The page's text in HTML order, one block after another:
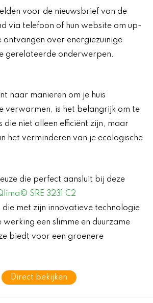
voor de nieuwsbrief van de
via telefoon of hun website om up-
over energiezuinige
gerelateerde onderwerpen.
naar manieren om je huis
verwarmen, is het belangrijk om te
die niet alleen efficiënt zijn, maar
het verminderen van je ecologische
die perfect aansluit bij deze
SRE 3231 C2
die met zijn innovatieve technologie
werking een slimme en duurzame
biedt voor een groenere
Direct bekijken